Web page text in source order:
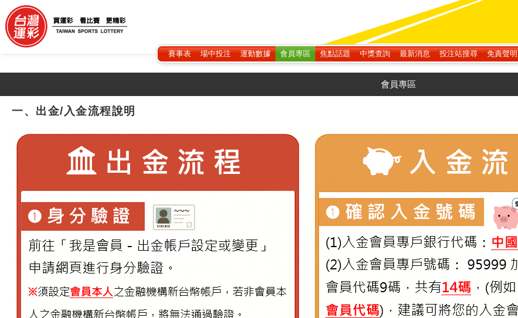
賽事表 場中投注 運動數據 會員專區 焦點話題 中獎查詢 最新消息 投注站搜尋 免責聲明
會員專區
一、出金/入金流程說明